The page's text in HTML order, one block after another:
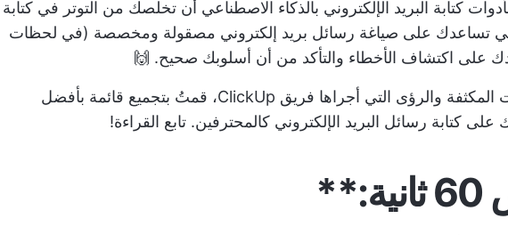
كتابة البريد الإلكتروني بالذكاء الاصطناعي أن تخلصك من التوتر في كتابة
فهي تساعدك على صياغة رسائل بريد إلكتروني مصقولة ومخصصة (في لحظات
على اكتشاف الأخطاء والتأكد من أن أسلوبك صحيح. 🙌
استناداً إلى الاختبارات المكثفة والرؤى التي أجراها فريق ClickUp، قمتُ بتجميع قائمة بأفضل
كتابة رسائل البريد الإلكتروني كالمحترفين. تابع القراءة!